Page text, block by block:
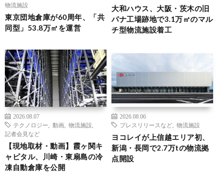
物流施設
東京団地倉庫が60周年、「共
同型」53.8万㎡を運営
大和ハウス、大阪・茨木の旧
パナ工場跡地で3.1万㎡のマル
チ型物流施設着工
2026.08.07
テクノロジー
動画 物流施設
記者会見など
【現地取材・動画】霞ヶ関キ
ャピタル、川崎・東扇島の冷
凍自動倉庫を公開
2026.08.06
プレスリリースなど
物流施設
ヨコレイが上信越エリア初、
新潟・長岡で2.7万tの物流拠
点開設